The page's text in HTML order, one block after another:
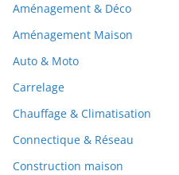
Aménagement & Déco
Aménagement Maison
Auto & Moto
Carrelage
Chauffage & Climatisation
Connectique & Réseau
Construction maison